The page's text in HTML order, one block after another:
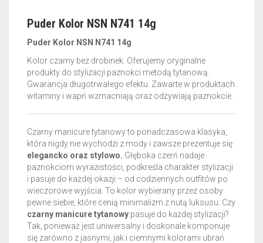
Puder Kolor NSN N741 14g
Puder Kolor NSN N741 14g
Kolor czarny bez drobinek. Oferujemy oryginalne
produkty do stylizacji paznokci metodą tytanową.
Gwarancja długotrwałego efektu. Zawarte w produktach
witaminy i wapń wzmacniają oraz odżywiają paznokcie.
Czarny manicure tytanowy to ponadczasowa klasyka,
która nigdy nie wychodzi z mody i zawsze prezentuje się
elegancko oraz stylowo. Głęboka czerń nadaje
paznokciom wyrazistości, podkreśla charakter stylizacji
i pasuje do każdej okazji – od codziennych outfitów po
wieczorowe wyjścia. To kolor wybierany przez osoby
pewne siebie, które cenią minimalizm z nutą luksusu. Czy
czarny manicure tytanowy pasuje do każdej stylizacji?
Tak, ponieważ jest uniwersalny i doskonale komponuje
się zarówno z jasnymi, jak i ciemnymi kolorami ubrań.